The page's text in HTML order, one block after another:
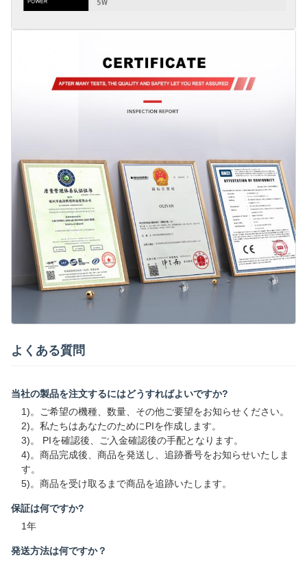
よくある質問
当社の製品を注文するにはどうすればよいですか?
1)。ご希望の機種、数量、その他ご要望をお知らせください。
2)。私たちはあなたのためにPIを作成します。
3)。 PIを確認後、ご入金確認後の手配となります。
4)。商品完成後、商品を発送し、追跡番号をお知らせいたしま
す。
5)。商品を受け取るまで商品を追跡いたします。
保証は何ですか?
1年
発送方法は何ですか？